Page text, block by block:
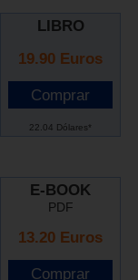
LIBRO
19.90 Euros
22.04 Dólares*
E-BOOK
PDF
13.20 Euros